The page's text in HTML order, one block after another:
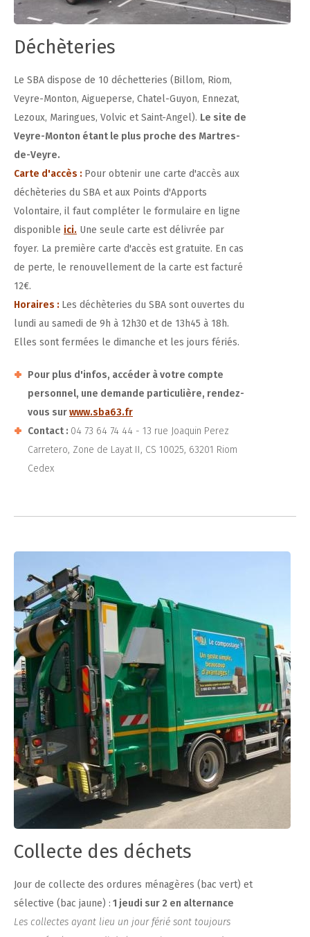
Déchèteries
Le SBA dispose de 10 déchetteries (Billom, Riom,
Veyre-Monton, Aigueperse, Chatel-Guyon, Ennezat,
Lezoux, Maringues, Volvic et Saint-Angel). Le site de
Veyre-Monton étant le plus proche des Martres-
de-Veyre.
Carte d'accès : Pour obtenir une carte d'accès aux
déchèteries du SBA et aux Points d'Apports
Volontaire, il faut compléter le formulaire en ligne
disponible ici. Une seule carte est délivrée par
foyer. La première carte d'accès est gratuite. En cas
de perte, le renouvellement de la carte est facturé
12€.
Horaires : Les déchèteries du SBA sont ouvertes du
lundi au samedi de 9h à 12h30 et de 13h45 à 18h.
Elles sont fermées le dimanche et les jours fériés.
Pour plus d'infos, accéder à votre compte
personnel, une demande particulière, rendez-
vous surwww.sba63.fr
Contact : 04 73 64 74 44 - 13 rue Joaquin Perez
Carretero, Zone de Layat II, CS 10025, 63201 Riom
Cedex
Collecte des déchets
Jour de collecte des ordures ménagères (bac vert) et
sélective (bac jaune) : 1 jeudi sur 2 en alternance
Les collectes ayant lieu un jour férié sont toujours